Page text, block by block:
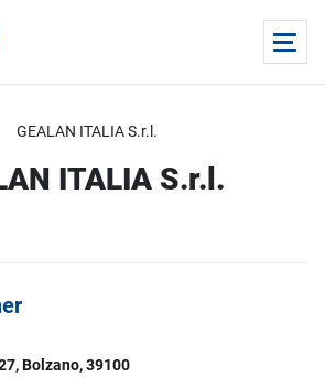
ITALIA S.r.l.
Bolzano, 39100